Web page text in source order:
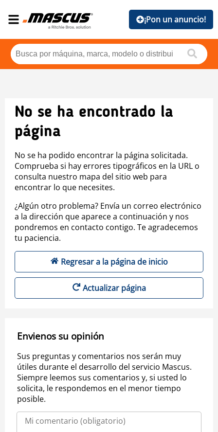
¡Pon un anuncio!
No se ha encontrado la
página
No se ha podido encontrar la página solicitada.
Comprueba si hay errores tipográficos en la URL o
consulta nuestro mapa del sitio web para
encontrar lo que necesites.
¿Algún otro problema? Envía un correo electrónico
a la dirección que aparece a continuación y nos
pondremos en contacto contigo. Te agradecemos
tu paciencia.
Regresar a la página de inicio
Actualizar página
Envienos su opinión
Sus preguntas y comentarios nos serán muy
útiles durante el desarrollo del servicio Mascus.
Siempre leemos sus comentarios y, si usted lo
solicita, le respondemos en el menor tiempo
posible.